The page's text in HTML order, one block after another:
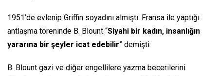
1951’de evlenip Griffin soyadını almıştı. Fransa ile yaptığı
antlaşma töreninde B. Blount “Siyahi bir kadın, insanlığın
yararına bir şeyler icat edebilir” demişti.
B. Blount gazi ve diğer engellilere yazma becerilerini